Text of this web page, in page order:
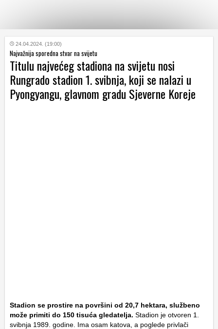
KATEGORIJE
HRVATSKI
WEB
24.04.2024. (19:00)
Najvažnija sporedna stvar na svijetu
Titulu najvećeg stadiona na svijetu nosi
Rungrado stadion 1. svibnja, koji se nalazi u
Pyongyangu, glavnom gradu Sjeverne Koreje
Stadion se prostire na površini od 20,7 hektara, službeno
može primiti do 150 tisuća gledatelja. Stadion je otvoren 1.
svibnja 1989. godine. Ima osam katova, a poglede privlači